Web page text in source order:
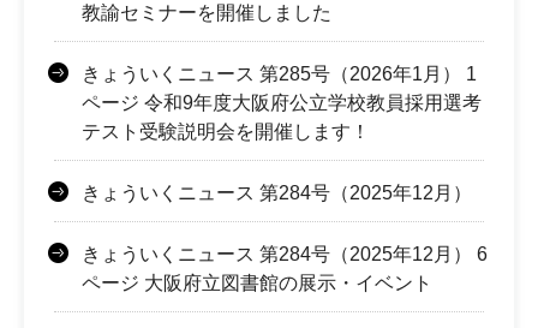
教諭セミナーを開催しました
きょういくニュース 第285号（2026年1月） 1
ページ 令和9年度大阪府公立学校教員採用選考
テスト受験説明会を開催します！
きょういくニュース 第284号（2025年12月）
きょういくニュース 第284号（2025年12月） 6
ページ 大阪府立図書館の展示・イベント